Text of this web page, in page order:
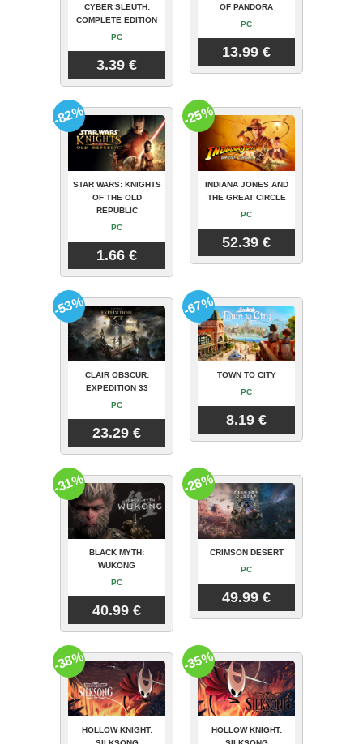
CYBER SLEUTH:
COMPLETE EDITION
PC
3.39 €
OF PANDORA
PC
13.99 €
STAR WARS: KNIGHTS
OF THE OLD
REPUBLIC
PC
1.66 €
-82%
INDIANA JONES AND
THE GREAT CIRCLE
PC
52.39 €
-25%
CLAIR OBSCUR:
EXPEDITION 33
PC
23.29 €
-53%
TOWN TO CITY
PC
8.19 €
-67%
BLACK MYTH:
WUKONG
PC
40.99 €
-31%
CRIMSON DESERT
PC
49.99 €
-28%
HOLLOW KNIGHT:
-38%
HOLLOW KNIGHT:
-35%